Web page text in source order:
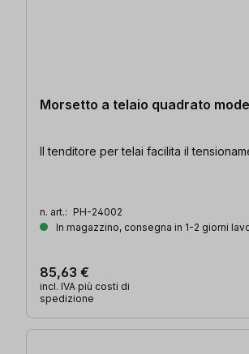
Morsetto a telaio quadrato
Il tenditore per telai facilita il
n. art.: PH-24002
In magazzino, consegna in 1-2 giorni
85,63 €
incl. IVA più costi di
spedizione